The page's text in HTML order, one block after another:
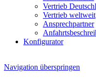
Vertrieb
Vertrieb weltweit
Ansprechpartner
Konfigurator
Navigation überspringen